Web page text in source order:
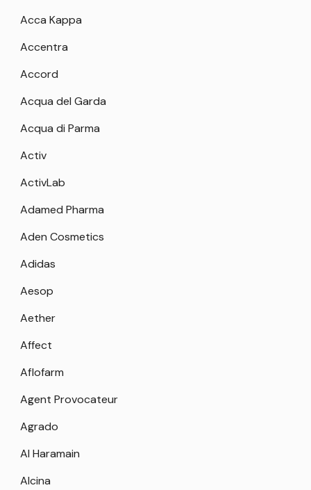
Acca Kappa
Accentra
Accord
Acqua del Garda
Acqua di Parma
Activ
ActivLab
Adamed Pharma
Aden Cosmetics
Adidas
Aesop
Aether
Affect
Aflofarm
Agent Provocateur
Agrado
Al Haramain
Alcina